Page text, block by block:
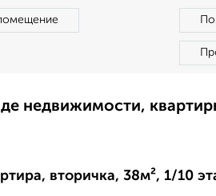
недвижимости,
вторичка, 38м², 1/10